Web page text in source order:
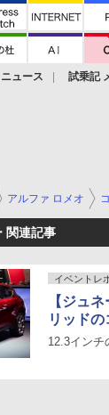
ニュース 試乗記
アルファ ロメオ
関連記事
イベントレ
【ジュ
リッド
12.3インチ